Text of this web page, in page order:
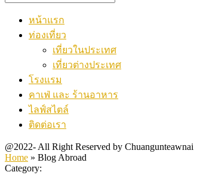
หน้าแรก
ท่องเที่ยว
เที่ยวในประเทศ
เที่ยวต่างประเทศ
โรงแรม
คาเฟ่ และ ร้านอาหาร
ไลฟ์สไตล์
ติดต่อเรา
@2022- All Right Reserved by Chuangunteawnai
Home » Blog Abroad
Category: